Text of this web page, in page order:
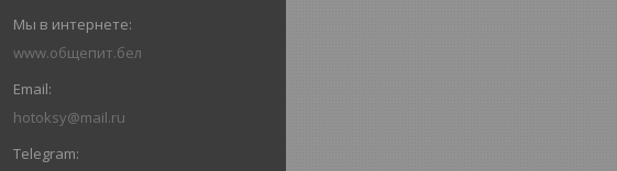
www.общепит.бел
hotoksy@mail.ru